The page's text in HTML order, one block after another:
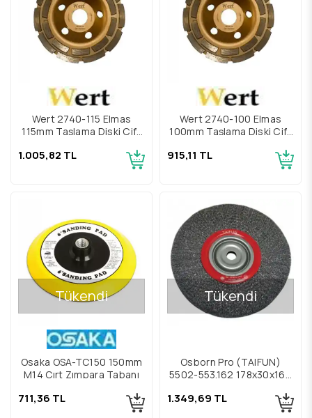
Wert 2740-115 Elmas
115mm Taşlama Diski Çift
1.005,82 TL
Wert 2740-100 Elmas
100mm Taşlama Diski Çift
915,11 TL
Tükendi
Osaka OSA-TC150 150mm
M14 Cırt Zımpara Tabanı
711,36 TL
Tükendi
Osborn Pro (TAIFUN)
5502-553.162 178x30x160
1.349,69 TL